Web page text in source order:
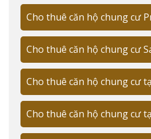
Cho thuê căn hộ chung cư
Cho thuê căn hộ chung cư
Cho thuê căn hộ chung cư
Cho thuê căn hộ chung cư